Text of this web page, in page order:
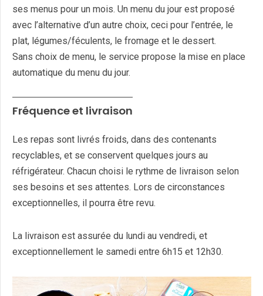
ses menus pour un mois. Un menu du jour est proposé
avec l’alternative d’un autre choix, ceci pour l’entrée, le
plat, légumes/féculents, le fromage et le dessert.
Sans choix de menu, le service propose la mise en place
automatique du menu du jour.
Fréquence et livraison
Les repas sont livrés froids, dans des contenants
recyclables, et se conservent quelques jours au
réfrigérateur. Chacun choisi le rythme de livraison selon
ses besoins et ses attentes. Lors de circonstances
exceptionnelles, il pourra être revu.
La livraison est assurée du lundi au vendredi, et
exceptionnellement le samedi entre 6h15 et 12h30.